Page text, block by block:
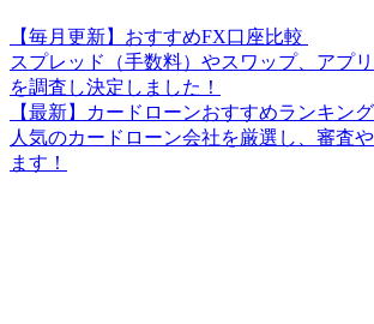
【毎月更新】おすすめFX口座比較
スプレッド（手数料）やスワップ、アプ
を調査し決定しました！
【最新】カードローンおすすめランキング
人気のカードローン会社を厳選し、審査
ます！